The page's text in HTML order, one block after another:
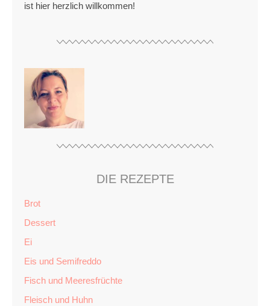
ist hier herzlich willkommen!
DIE REZEPTE
Brot
Dessert
Ei
Eis und Semifreddo
Fisch und Meeresfrüchte
Fleisch und Huhn